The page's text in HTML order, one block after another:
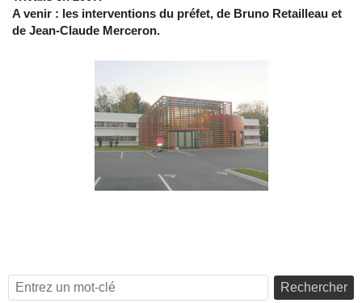
A venir : les interventions du préfet, de Bruno Retailleau et
de Jean-Claude Merceron.
Rechercher